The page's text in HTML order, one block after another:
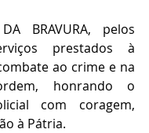
BRAVURA, pelos
prestados à
ao crime e na
honrando o
com coragem,
à Pátria.